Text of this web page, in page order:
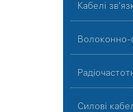
Кабелі
Волоконно-
Силові